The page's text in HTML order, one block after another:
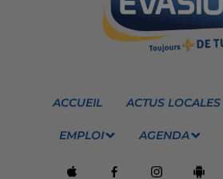
ACCUEIL ACTUS LOCALES
EMPLOI AGENDA